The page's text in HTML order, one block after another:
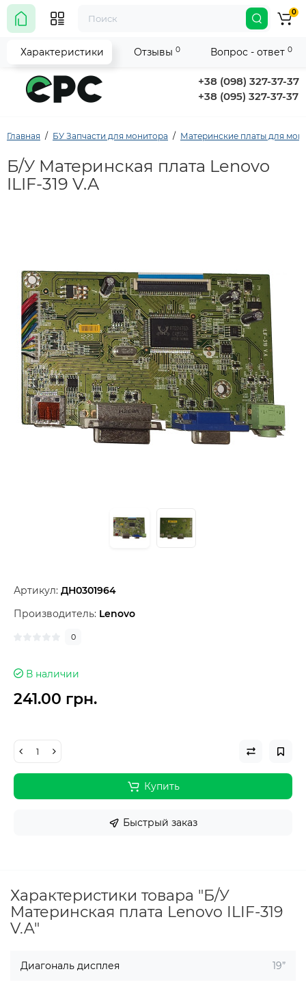
+38 (098) 327-37-37
+38 (095) 327-37-37
0
Главная БУ Запчасти для монитора Материнские платы для
Б/У Материнская плата Lenovo
ILIF-319 V.A
Артикул: ДН0301964
Производитель: Lenovo
0
В наличии
241.00 грн.
Купить
Быстрый заказ
Характеристики Отзывы 0 Вопрос - ответ 0
Характеристики товара "Б/У
Материнская плата Lenovo ILIF-319
V.A"
Диагональ дисплея 19”